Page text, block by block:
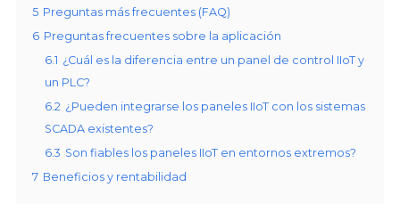
5 Preguntas más frecuentes (FAQ)
6 Preguntas frecuentes sobre la aplicación
6.1 ¿Cuál es la diferencia entre un panel de control IIoT y
un PLC?
6.2 ¿Pueden integrarse los paneles IIoT con los sistemas
SCADA existentes?
6.3 Son fiables los paneles IIoT en entornos extremos?
7 Beneficios y rentabilidad